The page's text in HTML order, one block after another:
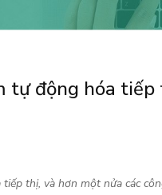
tự động hóa
thị, và hơn một nửa các